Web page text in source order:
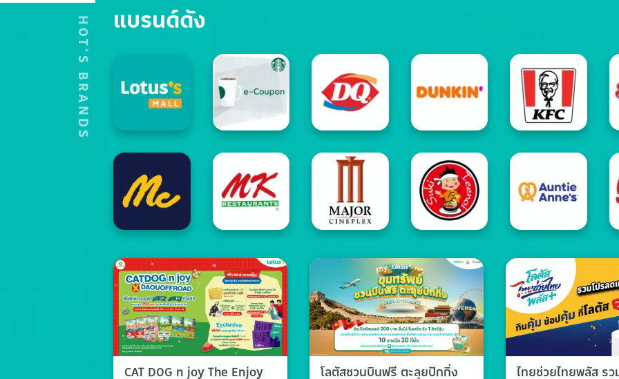
HOT'S BRANDS แบรนด์ดัง
CAT DOG n joy The Enjoy
โลตัสชวนบินฟรี ตะลุยปักกิ่ง
ไทยช่วยไทยพลัส รว